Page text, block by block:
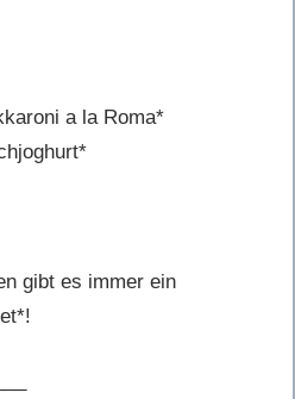
a la Roma*
gibt es immer ein